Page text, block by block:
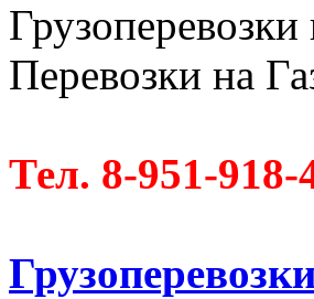
Перевозки на
Тел. 8-951-918-